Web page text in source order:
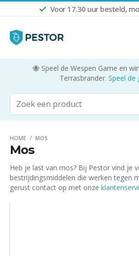
Voor 17.30 uur besteld,
🐝 Speel de Wespen Game en
Terrasbrander. Speel de
HOME MOS
Mos
Heb je last van mos? Bij Pestor vind je
bestrijdingsmiddelen die werken tegen
gerust contact op met onze